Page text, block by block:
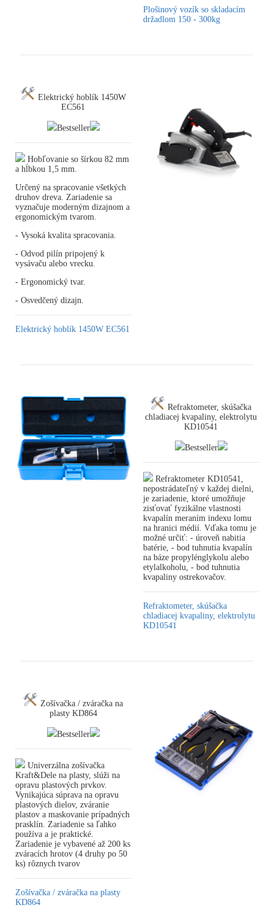
Plošinový vozík so skladacím
držadlom 150 - 300kg
Elektrický hoblík 1450W
EC561
Bestseller
Hobľovanie so šírkou 82 mm
a hĺbkou 1,5 mm.
Určený na spracovanie všetkých
druhov dreva. Zariadenie sa
vyznačuje moderným dizajnom a
ergonomickým tvarom.
- Vysoká kvalita spracovania.
- Odvod pilín pripojený k
vysávaču alebo vrecku.
- Ergonomický tvar.
- Osvedčený dizajn.
Elektrický hoblík 1450W EC561
Refraktometer, skúšačka
chladiacej kvapaliny, elektrolytu
KD10541
Bestseller
Refraktometer KD10541,
nepostrádateľný v každej dielni,
je zariadenie, ktoré umožňuje
zisťovať fyzikálne vlastnosti
kvapalín meraním indexu lomu
na hranici médií. Vďaka tomu je
možné určiť: - úroveň nabitia
batérie, - bod tuhnutia kvapalín
na báze propylénglykolu alebo
etylalkoholu, - bod tuhnutia
kvapaliny ostrekovačov.
Refraktometer, skúšačka
chladiacej kvapaliny, elektrolytu
KD10541
Zošívačka / zváračka na
plasty KD864
Bestseller
Univerzálna zošívačka
Kraft&Dele na plasty, slúži na
opravu plastových prvkov.
Vynikajúca súprava na opravu
plastových dielov, zváranie
plastov a maskovanie prípadných
prasklín. Zariadenie sa ľahko
používa a je praktické.
Zariadenie je vybavené až 200 ks
zváracích hrotov (4 druhy po 50
ks) rôznych tvarov
Zošívačka / zváračka na plasty
KD864